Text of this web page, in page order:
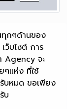
ทุกๆด้านของ
ว็บไซต์ การ
Agency จะ
ๆแห่ง ที่ใช้
รับหมด ขอเพียง
บ